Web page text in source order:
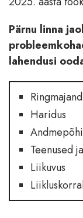
Pärnu linna
lahendusi
Haridus
Teenused
Liikuvus